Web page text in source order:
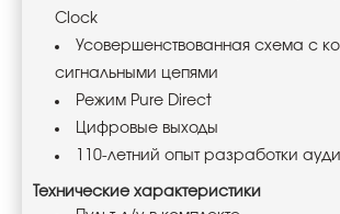
Clock
Усовершенствованная схема с
сигнальными цепями
Режим Pure Direct
Цифровые выходы
110-летний опыт разработки
Технические характеристики